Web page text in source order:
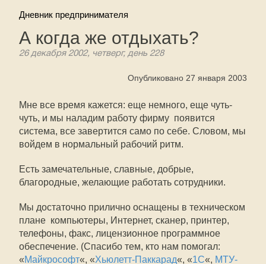
Дневник предпринимателя
А когда же отдыхать?
26 декабря 2002, четверг, день 228
Опубликовано 27 января 2003
Мне все время кажется: еще немного, еще чуть-
чуть, и мы наладим работу фирму  появится
система, все завертится само по себе. Словом, мы
войдем в нормальный рабочий ритм.
Есть замечательные, славные, добрые,
благородные, желающие работать сотрудники.
Мы достаточно прилично оснащены в техническом
плане  компьютеры, Интернет, сканер, принтер,
телефоны, факс, лицензионное программное
обеспечение. (Спасибо тем, кто нам помогал:
«Майкрософт«, «Хьюлетт-Паккарад«, «1С«, МТУ-